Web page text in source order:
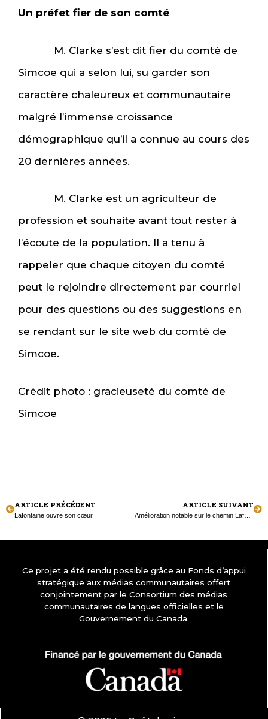
Un préfet fier de son comté
M. Clarke s’est dit fier du comté de
Simcoe qui a selon lui, su garder son
caractère chaleureux et communautaire
malgré l’immense croissance
démographique qu’il a connue au cours des
20 dernières années.
M. Clarke est un agriculteur de
profession et souhaite avant tout rester à
l’écoute de la population. Il a tenu à
rappeler que chaque citoyen du comté
peut le rejoindre directement par courriel
pour des questions ou des suggestions en
se rendant sur le site web du comté de
Simcoe.
Crédit photo : gracieuseté du comté de
Simcoe
ARTICLE PRÉCÉDENT
Lafontaine ouvre son cœur
ARTICLE SUIVANT
Amélioration notable sur le chemin Lafontaine
Ce projet a été rendu possible grâce au Fonds d’appui
stratégique aux médias communautaires offert
conjointement par le Consortium des médias
communautaires de langues officielles et le
Gouvernement du Canada.